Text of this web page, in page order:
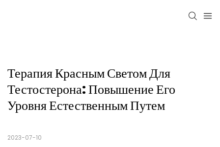
Терапия Красным Светом Для
Тестостерона: Повышение Его
Уровня Естественным Путем
2023-07-10